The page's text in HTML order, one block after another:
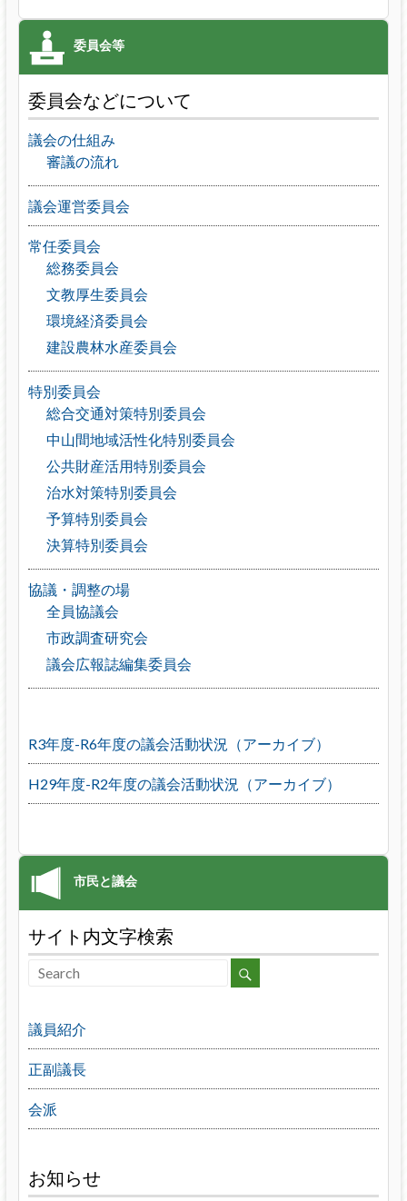
委員会などについて
議会の仕組み
審議の流れ
議会運営委員会
常任委員会
総務委員会
文教厚生委員会
環境経済委員会
建設農林水産委員会
特別委員会
総合交通対策特別委員会
中山間地域活性化特別委員会
公共財産活用特別委員会
治水対策特別委員会
予算特別委員会
決算特別委員会
協議・調整の場
全員協議会
市政調査研究会
議会広報誌編集委員会
R3年度-R6年度の議会活動状況（アーカイブ）
H29年度-R2年度の議会活動状況（アーカイブ）
サイト内文字検索
議員紹介
正副議長
会派
お知らせ